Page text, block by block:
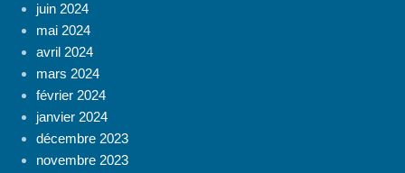
juin 2024
mai 2024
avril 2024
mars 2024
février 2024
janvier 2024
décembre 2023
novembre 2023